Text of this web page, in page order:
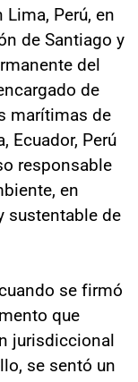
Perú, en
de Santiago y
del
de
marítimas de
Ecuador, Perú
responsable
en
sustentable de
se firmó
que
jurisdiccional
se sentó un